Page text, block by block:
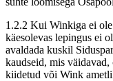
1.2.2 Kui Winkiga ei
käesolevas lepingus ei
avaldada kuskil
kaudseid, mis
kiidetud või Wink